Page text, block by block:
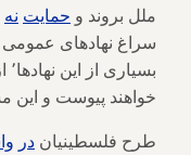
ملل بروند و حمایت نه
سراغ نهادهای
خواهند پیوست و این
طرح فلسطینیان در